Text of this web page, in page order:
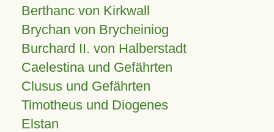
Berthanc von Kirkwall
Brychan von Brycheiniog
Burchard II. von Halberstadt
Caelestina und Gefährten
Clusus und Gefährten
Timotheus und Diogenes
Elstan